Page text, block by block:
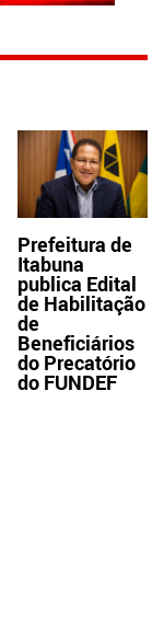
Prefeitura de
Itabuna
publica Edital
de Habilitação
de
Beneficiários
do Precatório
do FUNDEF